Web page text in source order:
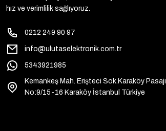
hız ve verimlilik sağlıyoruz.
0212 249 90 97
info@ulutaselektronik.com.tr
5343921985
Kemankeş Mah. Erişteci Sok.Karaköy Pasajı
No:9/15-16 Karaköy İstanbul Türkiye